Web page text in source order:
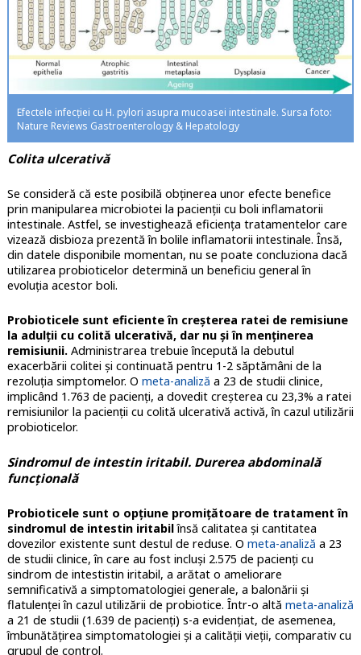
Efectele infecției cu H. pylori asupra mucoasei intestinale. Sursa foto:
Nature Reviews Gastroenterology & Hepatology
Colita ulcerativă
Se consideră că este posibilă obținerea unor efecte benefice
prin manipularea microbiotei la pacienții cu boli inflamatorii
intestinale. Astfel, se investighează eficiența tratamentelor care
vizează disbioza prezentă în bolile inflamatorii intestinale. Însă,
din datele disponibile momentan, nu se poate concluziona dacă
utilizarea probioticelor determină un beneficiu general în
evoluția acestor boli.
Probioticele sunt eficiente în creșterea ratei de remisiune
la adulții cu colită ulcerativă, dar nu și în menținerea
remisiunii.Administrarea trebuie începută la debutul
exacerbării colitei și continuată pentru 1-2 săptămâni de la
rezoluția simptomelor. O meta-analiză a 23 de studii clinice,
implicând 1.763 de pacienți, a dovedit creșterea cu 23,3% a ratei
remisiunilor la pacienții cu colită ulcerativă activă, în cazul utilizării
probioticelor.
Sindromul de intestin iritabil. Durerea abdominală
funcțională
Probioticele sunt o opțiune promițătoare de tratament în
sindromul de intestin iritabilînsă calitatea și cantitatea
dovezilor existente sunt destul de reduse. O meta-analiză a 23
de studii clinice, în care au fost incluși 2.575 de pacienți cu
sindrom de intestistin iritabil, a arătat o ameliorare
semnificativă a simptomatologiei generale, a balonării și
flatulenței în cazul utilizării de probiotice. Într-o altă meta-analiză
a 21 de studii (1.639 de pacienți) s-a evidențiat, de asemenea,
îmbunătățirea simptomatologiei și a calității vieții, comparativ cu
grupul de control.